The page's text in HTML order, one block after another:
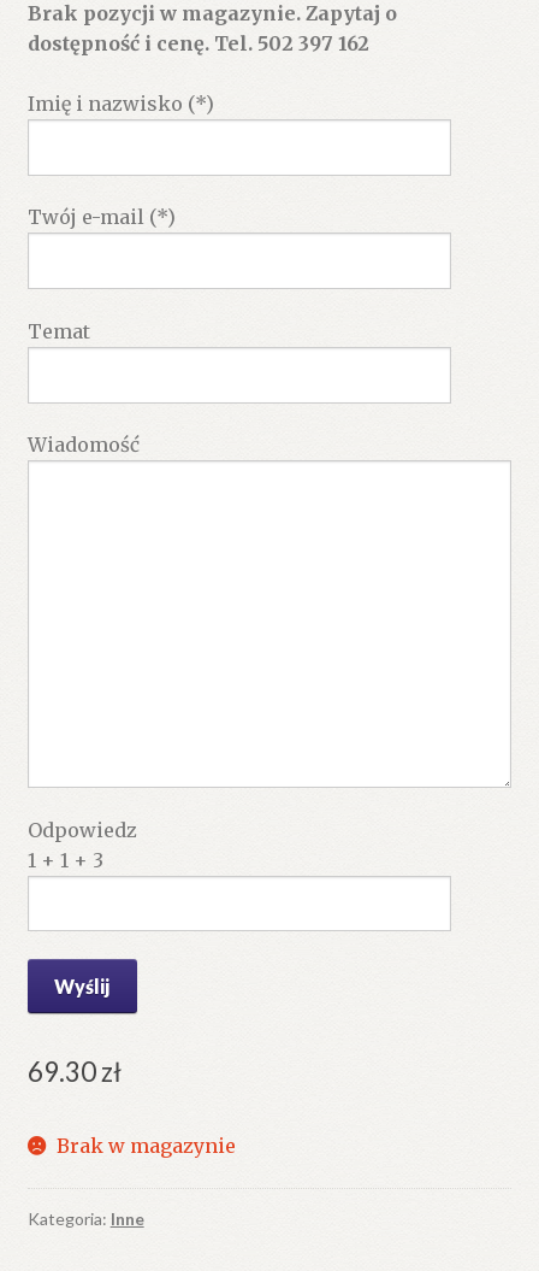
Brak pozycji w magazynie. Zapytaj o
dostępność i cenę. Tel. 502 397 162
Imię i nazwisko (*)
Twój e-mail (*)
Temat
Wiadomość
Odpowiedz
1 + 1 + 3
69.30zł
Brak w magazynie
Kategoria: Inne